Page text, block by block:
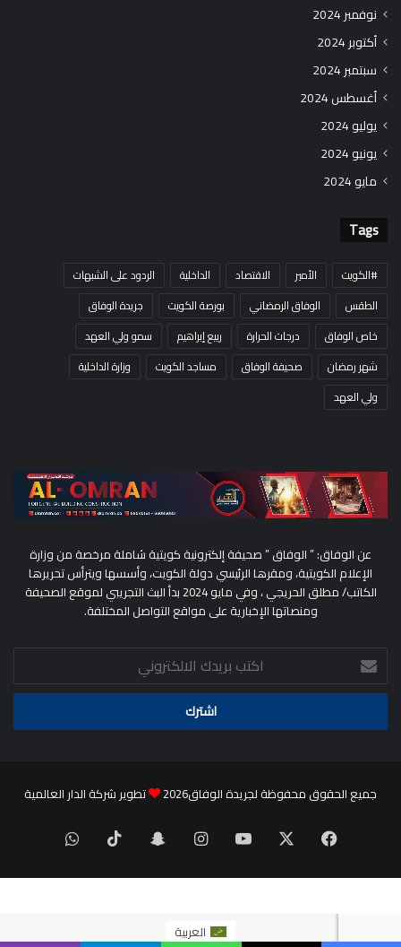
نوفمبر 2024
أكتوبر 2024
سبتمبر 2024
أغسطس 2024
يوليو 2024
يونيو 2024
مايو 2024
Tags
#الكويت الأمير الاقتصاد الداخلية
الردود على الشبهات
الطقس
الوفاق الرمضاني بورصة الكويت
جريدة الوفاق
خاص الوفاق
درجات الحرارة ربيع إبراهيم
سمو ولي العهد
شهر رمضان
صحيفة الوفاق مساجد الكويت
وزارة الداخلية
ولي العهد
عن الوفاق: ” الوفاق ” صحيفة إلكترونية كويتية شاملة مرخصة من وزارة
الإعلام الكويتية، ومقرها الرئيسي دولة الكويت، وأسسها ويترأس تحريرها
الكاتب/ مطلق الحريجي ، وفي مايو 2024 بدأ البث التجريبي لموقع الصحيفة
ومنصاتها الإخبارية على مواقع التواصل المختلفة.
اكتب
بريدك
الالكتروني
جميع الحقوق محفوظة لجريدة الوفاق2026 تطوير شركة الدار العالمية
فيسبوك ‫YouTubeانستقرامسناب
تشات
‫TikTokواتساب
العربية